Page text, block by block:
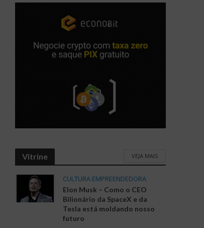
Vitrine VEJA MAIS
CULTURA EMPREENDEDORA
Elon Musk – Como o CEO
Bilionário da SpaceX e da
Tesla está moldando nosso
futuro